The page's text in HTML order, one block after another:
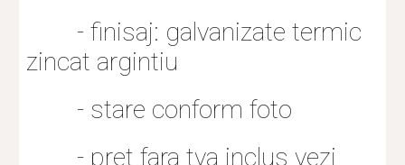
        - finisaj: galvanizate termic
zincat argintiu
        - stare conform foto
        - pret fara tva inclus vezi